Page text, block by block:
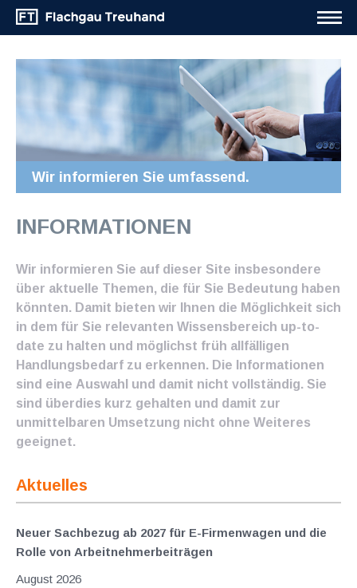
Wir informieren Sie umfassend.
INFORMATIONEN
Wir informieren Sie auf dieser Site insbesondere
über aktuelle Themen, die für Sie Bedeutung haben
könnten. Damit bieten wir Ihnen die Möglichkeit sich
in dem für Sie relevanten Wissensbereich up-to-
date zu halten und möglichst früh allfälligen
Handlungsbedarf zu erkennen. Die Informationen
sind eine Auswahl und damit nicht vollständig. Sie
sind überdies kurz gehalten und damit zur
unmittelbaren Umsetzung nicht ohne Weiteres
geeignet.
Aktuelles
Neuer Sachbezug ab 2027 für E-Firmenwagen und die
Rolle von Arbeitnehmer​­beiträgen
August 2026